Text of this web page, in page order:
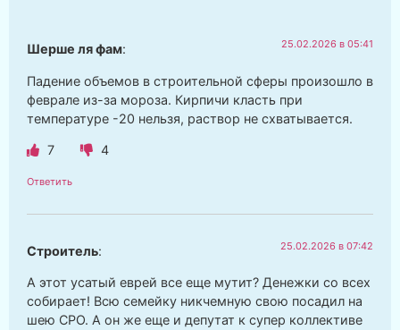
Шерше ля фам: 25.02.2026 в 05:41
Падение объемов в строительной сферы произошло в
феврале из-за мороза. Кирпичи класть при
температуре -20 нельзя, раствор не схватывается.
7 4
Ответить
Строитель: 25.02.2026 в 07:42
А этот усатый еврей все еще мутит? Денежки со всех
собирает! Всю семейку никчемную свою посадил на
шею СРО. А он же еще и депутат к супер коллективе